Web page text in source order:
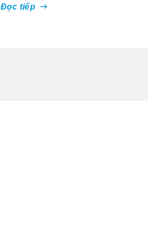
Đọc tiếp